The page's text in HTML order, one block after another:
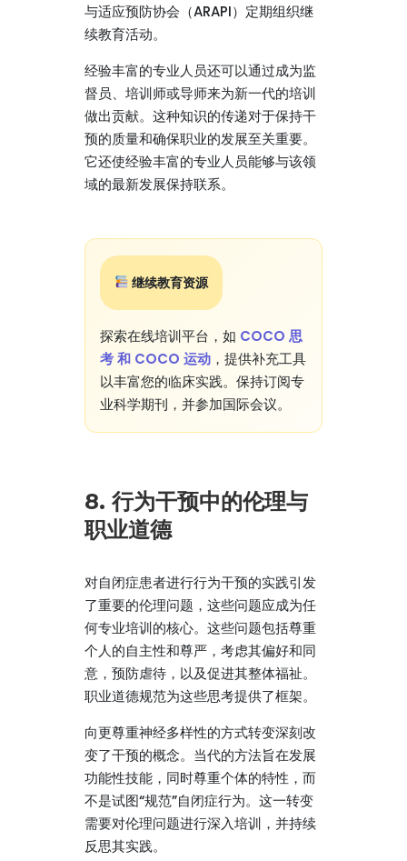
与适应预防协会（ARAPI）定期组织继
续教育活动。
经验丰富的专业人员还可以通过成为监
督员、培训师或导师来为新一代的培训
做出贡献。这种知识的传递对于保持干
预的质量和确保职业的发展至关重要。
它还使经验丰富的专业人员能够与该领
域的最新发展保持联系。
继续教育资源
探索在线培训平台，如 COCO 思
考 和 COCO 运动，提供补充工具
以丰富您的临床实践。保持订阅专
业科学期刊，并参加国际会议。
8. 行为干预中的伦理与
职业道德
对自闭症患者进行行为干预的实践引发
了重要的伦理问题，这些问题应成为任
何专业培训的核心。这些问题包括尊重
个人的自主性和尊严，考虑其偏好和同
意，预防虐待，以及促进其整体福祉。
职业道德规范为这些思考提供了框架。
向更尊重神经多样性的方式转变深刻改
变了干预的概念。当代的方法旨在发展
功能性技能，同时尊重个体的特性，而
不是试图“规范”自闭症行为。这一转变
需要对伦理问题进行深入培训，并持续
反思其实践。